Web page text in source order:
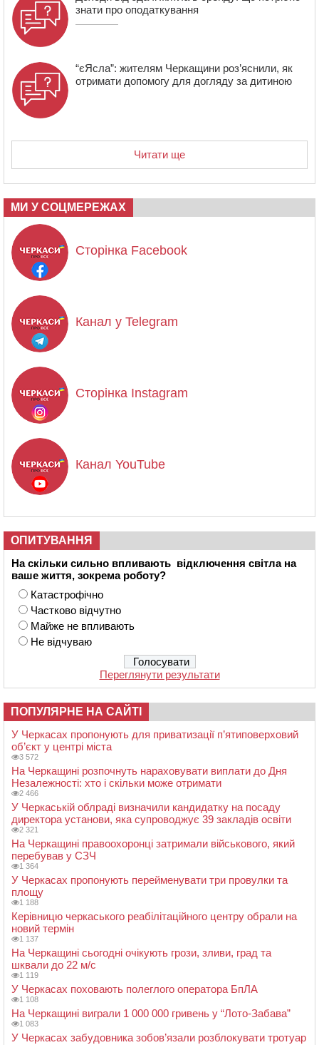
знати про оподаткування
“єЯсла”: жителям Черкащини роз’яснили, як
отримати допомогу для догляду за дитиною
Читати ще
МИ У СОЦМЕРЕЖАХ
Сторінка Facebook
Канал у Telegram
Сторінка Instagram
Канал YouTube
ОПИТУВАННЯ
На скільки сильно впливають відключення світла на
ваше життя, зокрема роботу?
Катастрофічно
Частково відчутно
Майже не впливають
Не відчуваю
Переглянути результати
ПОПУЛЯРНЕ НА САЙТІ
У Черкасах пропонують для приватизації п’ятиповерховий
об’єкт у центрі міста
3 572
На Черкащині розпочнуть нараховувати виплати до Дня
Незалежності: хто і скільки може отримати
2 466
У Черкаській облраді визначили кандидатку на посаду
директора установи, яка супроводжує 39 закладів освіти
2 321
На Черкащині правоохоронці затримали військового, який
перебував у СЗЧ
1 364
У Черкасах пропонують перейменувати три провулки та
площу
1 188
Керівницю черкаського реабілітаційного центру обрали на
новий термін
1 137
На Черкащині сьогодні очікують грози, зливи, град та
шквали до 22 м/с
1 119
У Черкасах поховають полеглого оператора БпЛА
1 108
На Черкащині виграли 1 000 000 гривень у “Лото-Забава”
1 083
У Черкасах забудовника зобов’язали розблокувати тротуар